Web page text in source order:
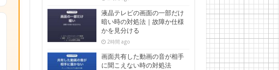
液晶テレビの画面の一部だけ
暗い時の対処法｜故障か仕様
かを見分ける
2時間 ago
画面共有した動画の音が相手
に聞こえない時の対処法